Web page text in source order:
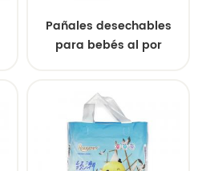
Pañales desechables
para bebés al por
transpirables y
superabsorbentes,
directamente de fábrica
china.